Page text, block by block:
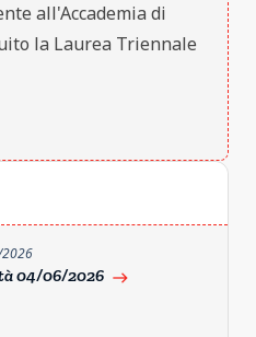
all'Accademia di
la Laurea Triennale
04/06/2026 east